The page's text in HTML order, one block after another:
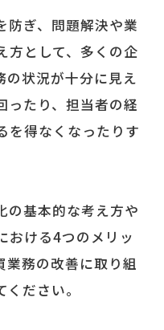
防ぎ、問題解決や業
方として、多くの企
の状況が十分に見え
ったり、担当者の経
を得なくなったりす
の基本的な考え方や
おける4つのメリッ
業務の改善に取り組
ださい。